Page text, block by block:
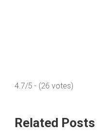
4.7/5 - (26 votes)
Related Posts